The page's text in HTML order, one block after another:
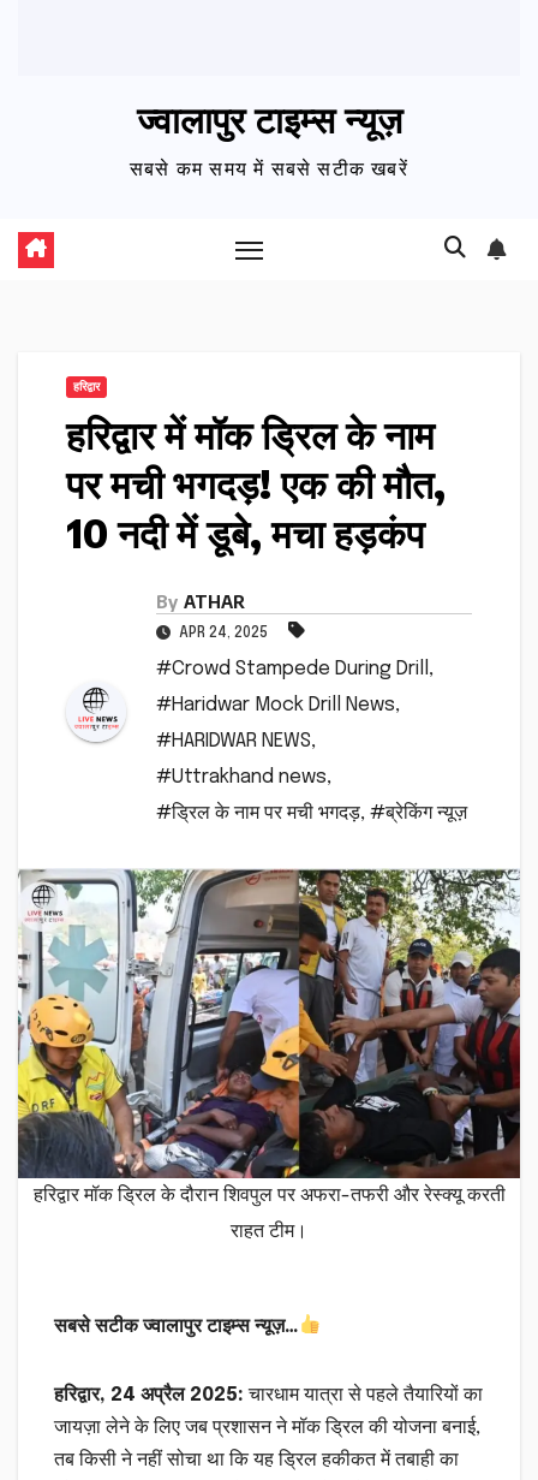
ज्वालापुर टाइम्स न्यूज़
सबसे कम समय में सबसे सटीक खबरें
हरिद्वार
हरिद्वार में मॉक ड्रिल के नाम
पर मची भगदड़! एक की मौत,
10 नदी में डूबे, मचा हड़कंप
By ATHAR
APR 24, 2025
#Crowd Stampede During Drill ,
#Haridwar Mock Drill News,
#HARIDWAR NEWS,
#Uttrakhand news,
#ड्रिल के नाम पर मची भगदड़, #ब्रेकिंग न्यूज़
हरिद्वार मॉक ड्रिल के दौरान शिवपुल पर अफरा-तफरी और रेस्क्यू करती
राहत टीम।
सबसे सटीक ज्वालापुर टाइम्स न्यूज़…
हरिद्वार, 24 अप्रैल 2025: चारधाम यात्रा से पहले तैयारियों का
जायज़ा लेने के लिए जब प्रशासन ने मॉक ड्रिल की योजना बनाई,
तब किसी ने नहीं सोचा था कि यह ड्रिल हकीकत में तबाही का